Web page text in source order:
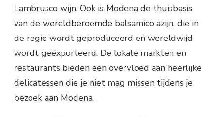
Lambrusco wijn. Ook is Modena de thuisbasis
van de wereldberoemde balsamico azijn, die in
de regio wordt geproduceerd en wereldwijd
wordt geëxporteerd. De lokale markten en
restaurants bieden een overvloed aan heerlijke
delicatessen die je niet mag missen tijdens je
bezoek aan Modena.